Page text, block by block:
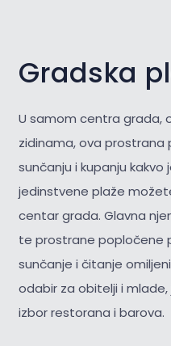
Gradska
U samom centra grada,
zidinama, ova prostrana
sunčanju i kupanju kakvo
jedinstvene plaže
centar grada. Glavna
te prostrane popločene
sunčanje i čitanje
odabir za obitelji i mlade,
izbor restorana i barova.